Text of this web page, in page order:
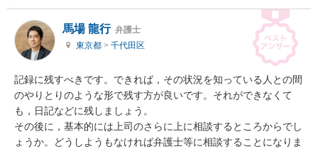
馬場 龍行 弁護士
東京都 > 千代田区
記録に残すべきです。できれば，その状況を知っている人との間
のやりとりのような形で残す方が良いです。それができなくて
も，日記などに残しましょう。
その後に，基本的には上司のさらに上に相談するところからでし
ょうか。どうしようもなければ弁護士等に相談することになりま